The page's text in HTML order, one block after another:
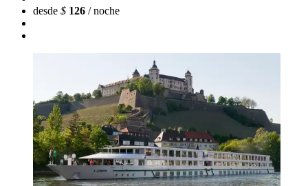
desde $ 126 / noche